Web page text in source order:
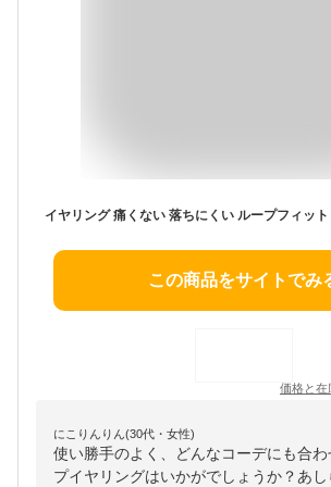
この商品をサイトでみ
価格と在
にこりんりん(30代・女性)
使い勝手のよく、どんなコーデにも合
プイヤリングはいかがでしょうか？あ